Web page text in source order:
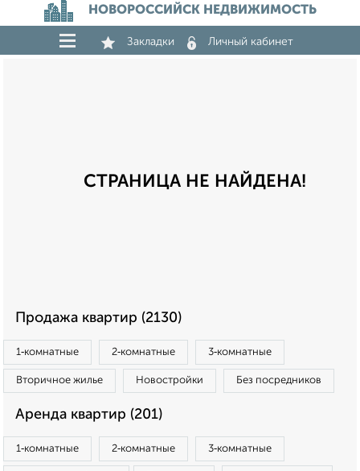
НОВОРОССИЙСК НЕДВИЖИМОСТЬ
Закладки Личный кабинет
СТРАНИЦА НЕ НАЙДЕНА!
Продажа квартир (2130)
1‑комнатные 2‑комнатные 3‑комнатные
Вторичное жилье Новостройки Без посредников
Аренда квартир (201)
1‑комнатные 2‑комнатные 3‑комнатные